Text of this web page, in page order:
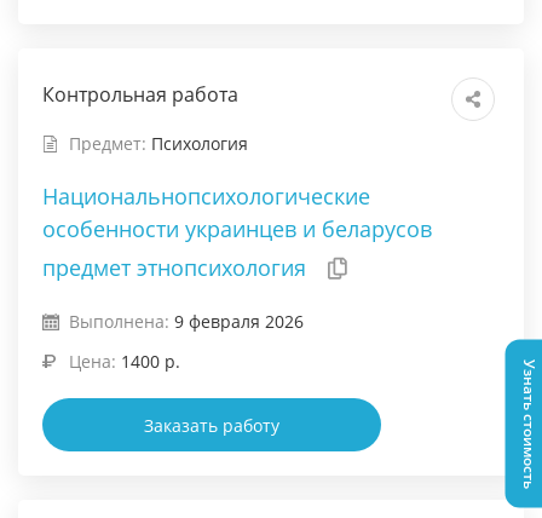
Контрольная работа
Предмет: Психология
Национальнопсихологические
особенности украинцев и беларусов
предмет этнопсихология
Выполнена: 9 февраля 2026
Цена: 1400 р.
Заказать работу Узнать стоимость